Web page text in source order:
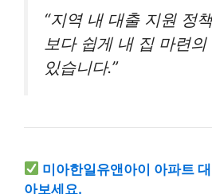
“지역 내 대출 지원 정
보다 쉽게 내 집 마련
있습니다.”
미아한일유앤아이 아파트
아보세요.